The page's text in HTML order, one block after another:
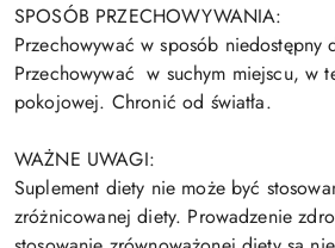
SPOSÓB PRZECHOWYWANIA:
Przechowywać w sposób niedostępny
Przechowywać w suchym miejscu, w
pokojowej. Chronić od światła.
WAŻNE UWAGI:
Suplement diety nie może być
zróżnicowanej diety. Prowadzenie